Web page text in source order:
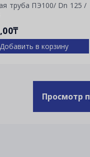
труба ПЭ100/ Dn 125 /
Добавить в корзину
Просмотр